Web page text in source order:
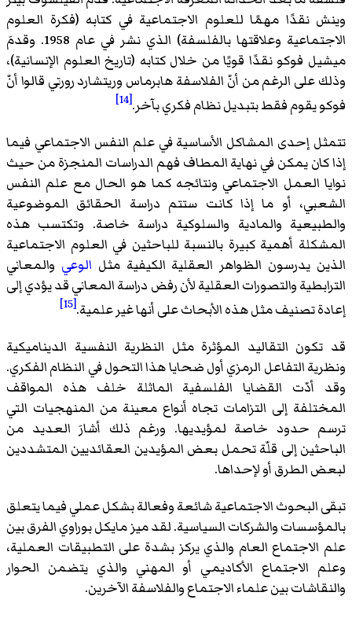
وينش نقدًا مهمًا للعلوم الاجتماعية في كتابه (فكرة العلوم
الاجتماعية وعلاقتها بالفلسفة) الذي نشر في عام 1958. وقدمَ
ميشيل فوكو نقدًا قويًا من خلال كتابه (تاريخ العلوم الإنسانية)،
وذلك على الرغم من أنّ الفلاسفة هابرماس وريتشارد رورتي قالوا أنّ
فوكو يقوم فقط بتبديل نظام فكري بآخر.[14]
تتمثل إحدى المشاكل الأساسية في علم النفس الاجتماعي فيما
إذا كان يمكن في نهاية المطاف فهم الدراسات المنجزة من حيث
نوايا العمل الاجتماعي ونتائجه كما هو الحال مع علم النفس
الشعبي، أو ما إذا كانت ستتم دراسة الحقائق الموضوعية
والطبيعية والمادية والسلوكية دراسة خاصة. وتكتسب هذه
المشكلة أهمية كبيرة بالنسبة للباحثين في العلوم الاجتماعية
الذين يدرسون الظواهر العقلية الكيفية مثل الوعي والمعاني
الترابطية والتصورات العقلية لأن رفض دراسة المعاني قد يؤدي إلى
إعادة تصنيف مثل هذه الأبحاث على أنها غير علمية.[15]
قد تكون التقاليد المؤثرة مثل النظرية النفسية الديناميكية
ونظرية التفاعل الرمزي أول ضحايا هذا التحول في النظام الفكري.
وقد أدّت القضايا الفلسفية الماثلة خلف هذه المواقف
المختلفة إلى التزامات تجاه أنواع معينة من المنهجيات التي
ترسم حدود خاصة لمؤيديها. ورغم ذلك أشارَ العديد من
الباحثين إلى قلّة تحمل بعض المؤيدين العقائديين المتشددين
لبعض الطرق أو لإحداها.
تبقى البحوث الاجتماعية شائعة وفعالة بشكل عملي فيما يتعلق
بالمؤسسات والشركات السياسية. لقد ميز مايكل بوراوي الفرق بين
علم الاجتماع العام والذي يركز بشدة على التطبيقات العملية،
وعلم الاجتماع الأكاديمي أو المهني والذي يتضمن الحوار
والنقاشات بين علماء الاجتماع والفلاسفة الآخرين.